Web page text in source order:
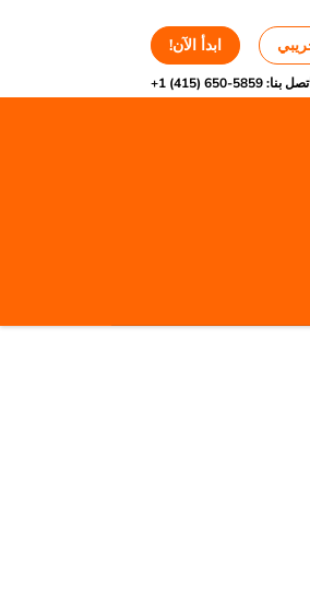
ابدأ الآن!
بنا:+1 (415) 650-5859